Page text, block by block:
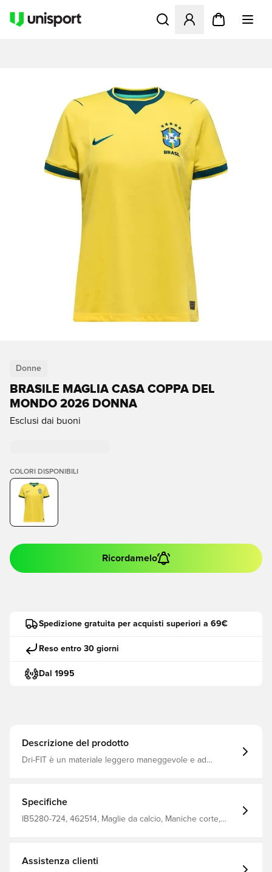
Apre una finestra modale
Donne
BRASILE MAGLIA CASA COPPA DEL
MONDO 2026 DONNA
Esclusi dai buoni
COLORI DISPONIBILI
Ricordamelo
Spedizione gratuita per acquisti superiori a 69€
Reso entro 30 giorni
Dal 1995
Descrizione del prodotto
Dri-FIT è un materiale leggero maneggevole e ad
al 100% in poliestere.
Specifiche
IB5280-724, 462514, Maglie da calcio, Maniche corte,
Assistenza clienti